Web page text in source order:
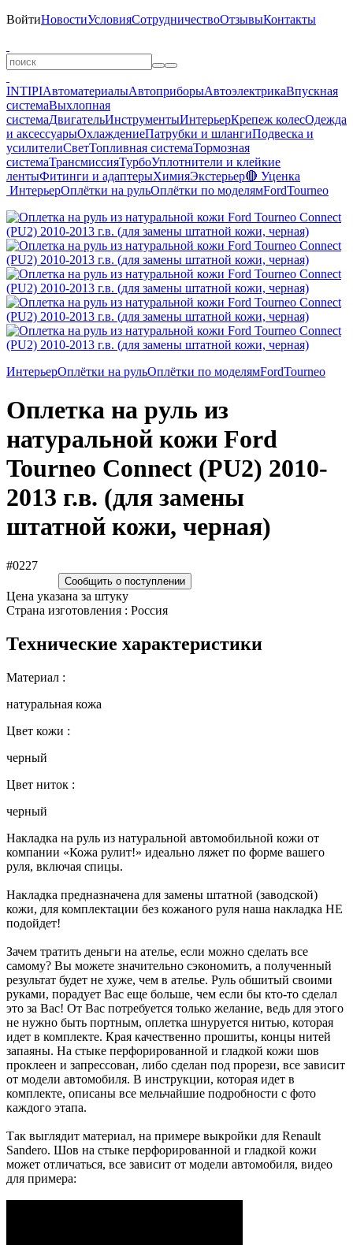
ВойтиНовостиУсловияСотрудничествоОтзывыКонтакты
INTIPIАвтоматериалыАвтоприборыАвтоэлектрикаВпускная
системаВыхлопная
системаДвигательИнструментыИнтерьерКрепеж колесОдежда
и аксессуарыОхлаждениеПатрубки и шлангиПодвеска и
усилителиСветТопливная системаТормозная
системаТрансмиссияТурбоУплотнители и клейкие
лентыФитинги и адаптерыХимияЭкстерьер🔴 Уценка
ИнтерьерОплётки на рульОплётки по моделямFordTourneo
ИнтерьерОплётки на рульОплётки по моделямFordTourneo
Оплетка на руль из
натуральной кожи Ford
Tourneo Connect (PU2) 2010-
2013 г.в. (для замены
штатной кожи, черная)
#0227
Сообщить о поступлении
Цена указана за штуку
Страна изготовления : Россия
Технические характеристики
Материал :
натуральная кожа
Цвет кожи :
черный
Цвет ниток :
черный
Накладка на руль из натуральной автомобильной кожи от
компании «Кожа рулит!» идеально ляжет по форме вашего
руля, включая спицы.
Накладка предназначена для замены штатной (заводской)
кожи, для комплектации без кожаного руля наша накладка НЕ
подойдет!
Зачем тратить деньги на ателье, если можно сделать все
самому? Вы можете значительно сэкономить, а полученный
результат будет не хуже, чем в ателье. Руль обшитый своими
руками, порадует Вас еще больше, чем если бы кто-то сделал
это за Вас! От Вас потребуется только желание, ведь для этого
не нужно быть портным, оплетка шнуруется нитью, которая
идет в комплекте. Края качественно прошиты, концы нитей
запаяны. На стыке перфорированной и гладкой кожи шов
проклеен и запрессован, либо сделан под прорези, все зависит
от модели автомобиля. В инструкции, которая идет в
комплекте, описаны все мельчайшие подробности с фото
каждого этапа.
Так выглядит материал, на примере выкройки для Renault
Sandero. Шов на стыке перфорированной и гладкой кожи
может отличаться, все зависит от модели автомобиля, видео
для примера: